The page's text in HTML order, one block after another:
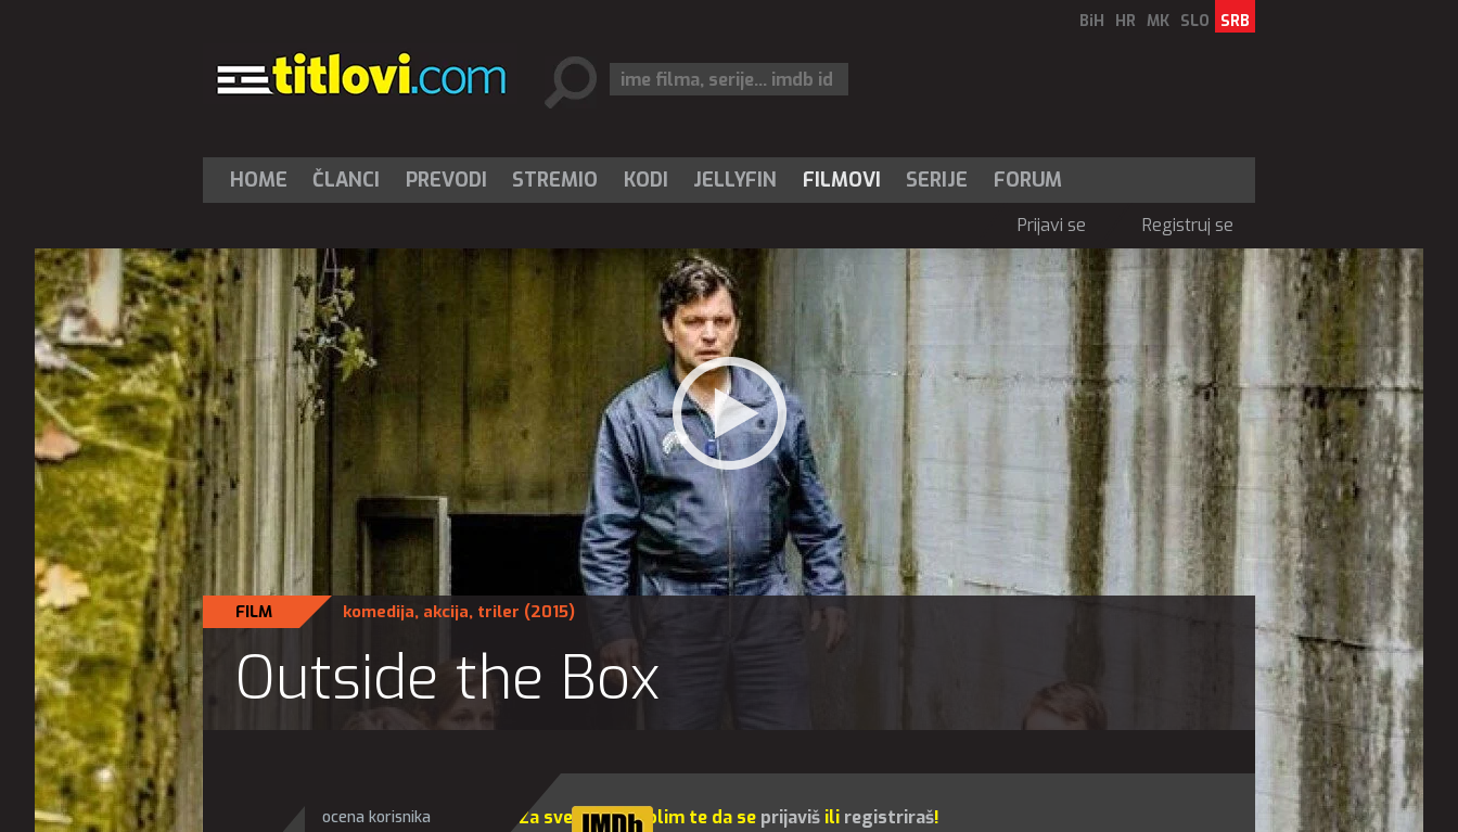
BiH HR MK SLO SRB
HOME ČLANCI PREVODI STREMIO KODI JELLYFIN FILMOVI SERIJE FORUM
Prijavi se Registruj se
FILM komedija, akcija, triler (2015)
Outside the Box
Za sve opcije molim te da se prijaviš ili registriraš!
ocena korisnika